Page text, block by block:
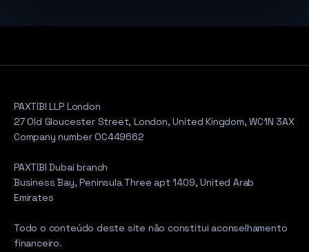
PAXTIBI LLP London
27 Old Gloucester Street, London, United Kingdom, WC1N 3AX
Company number OC449662
PAXTIBI Dubai branch
Business Bay, Peninsula Three apt 1409, United Arab
Emirates
Todo o conteúdo deste site não constitui aconselhamento
financeiro.